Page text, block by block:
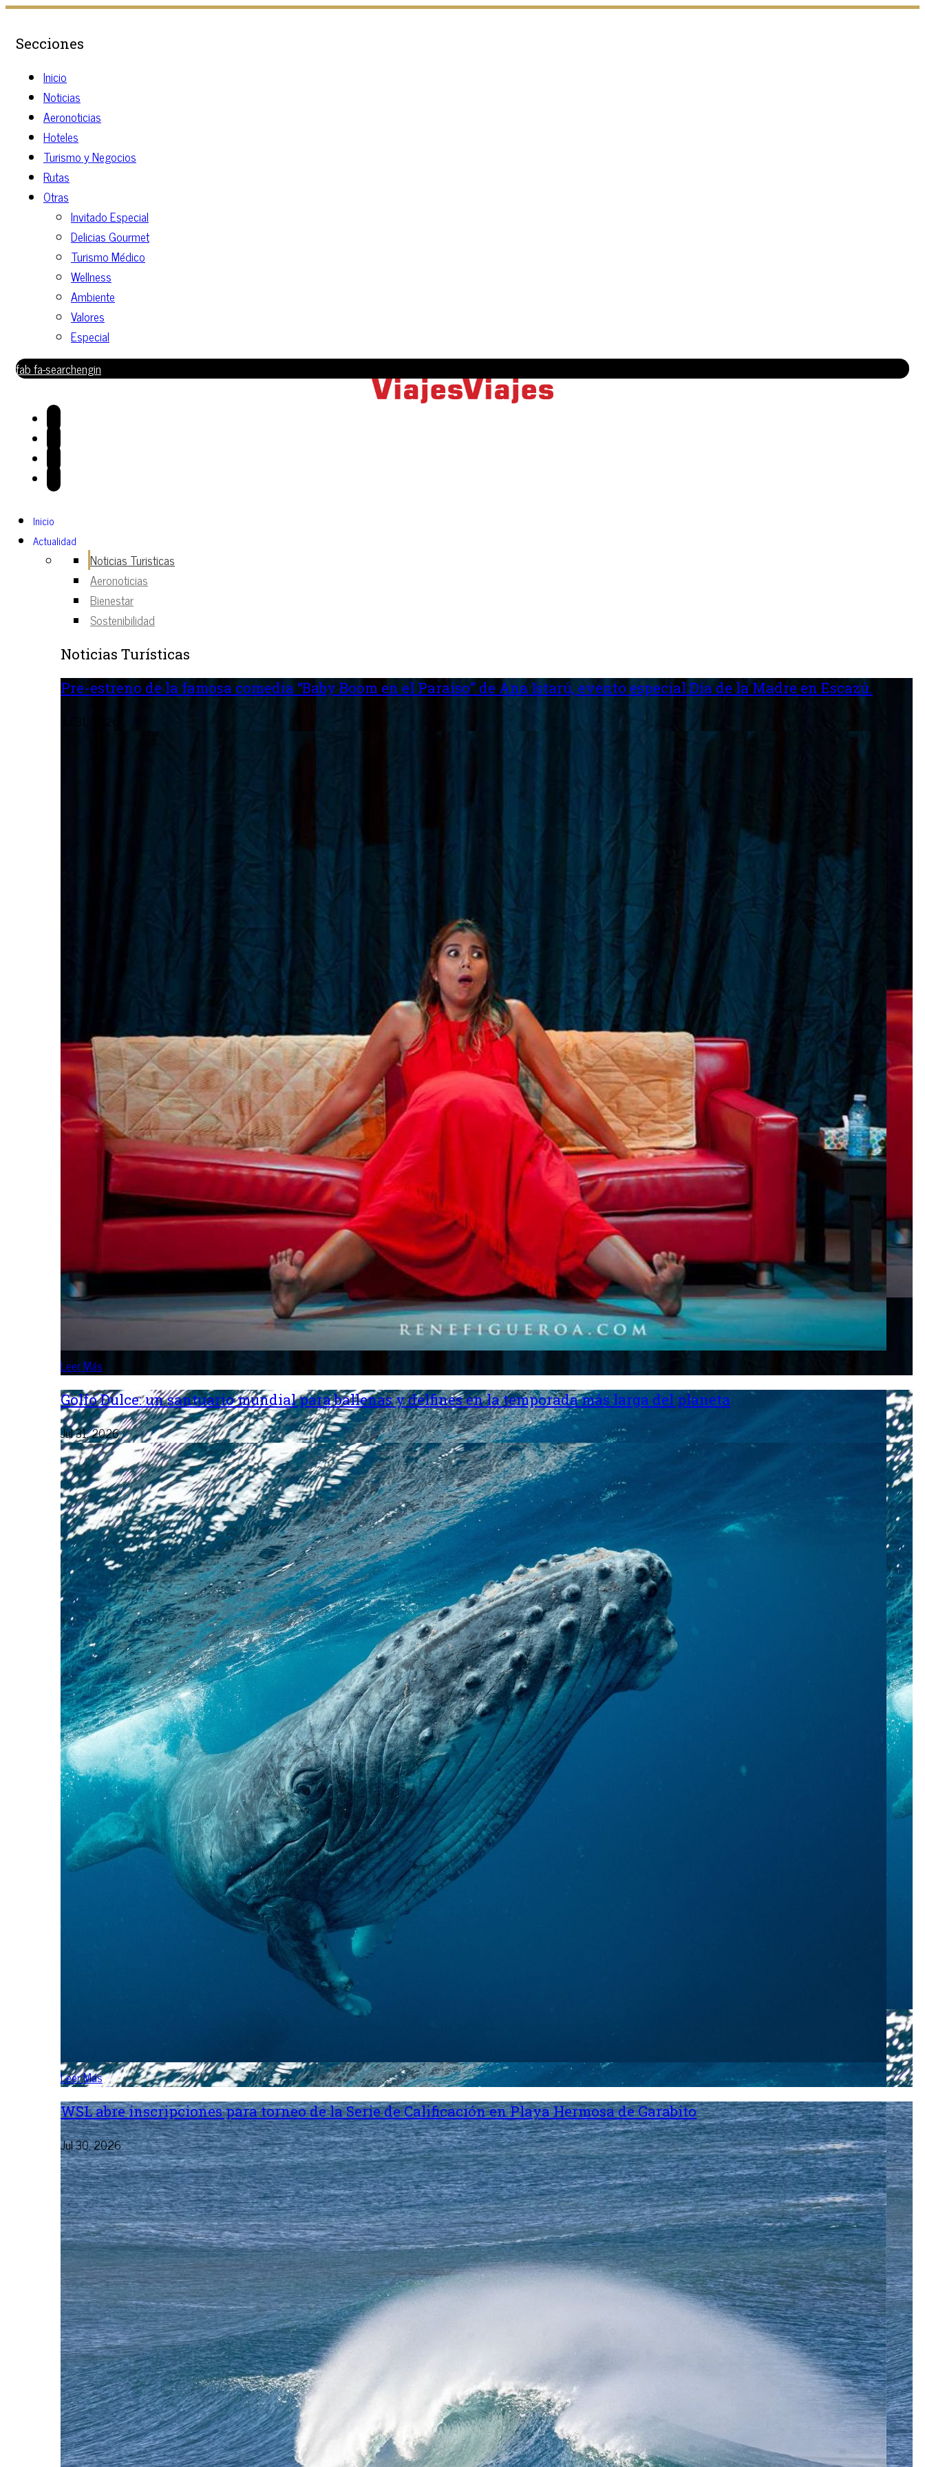
Secciones
Inicio
Noticias
Aeronoticias
Hoteles
Turismo y Negocios
Rutas
Otras
Invitado Especial
Delicias Gourmet
Turismo Médico
Wellness
Ambiente
Valores
Especial
fab fa-searchengin
Inicio
Actualidad
Noticias Turisticas
Aeronoticias
Bienestar
Sostenibilidad
Noticias Turísticas
Pre-estreno de la famosa comedia “Baby Boom en el Paraíso” de Ana Istarú, evento especial Día de la Madre en Escazú.
Jul 31, 2026
Leer Más
Golfo Dulce: un santuario mundial para ballenas y delfines en la temporada más larga del planeta
Jul 31, 2026
Leer Más
WSL abre inscripciones para torneo de la Serie de Calificación en Playa Hermosa de Garabito
Jul 30, 2026